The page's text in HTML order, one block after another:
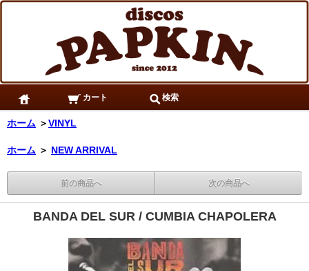
カート 検索
ホーム ＞VINYL
ホーム ＞ NEW ARRIVAL
前の商品へ 次の商品へ
BANDA DEL SUR / CUMBIA CHAPOLERA